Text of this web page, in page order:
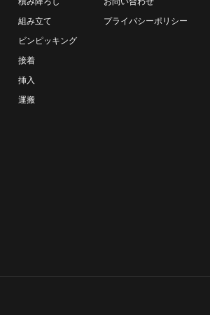
組み立て
ビンピッキング
接着
挿入
運搬
プライバシーポリシー